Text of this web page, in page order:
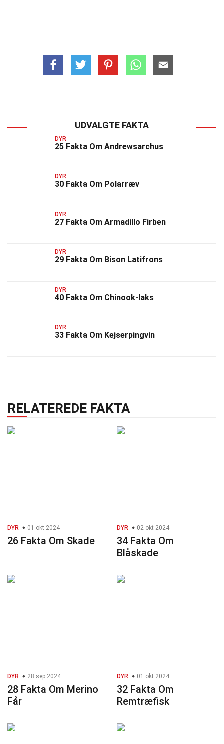
UDVALGTE FAKTA
DYR
25 Fakta Om Andrewsarchus
DYR
30 Fakta Om Polarræv
DYR
27 Fakta Om Armadillo Firben
DYR
29 Fakta Om Bison Latifrons
DYR
40 Fakta Om Chinook-laks
DYR
33 Fakta Om Kejserpingvin
RELATEREDE FAKTA
DYR 01 okt 2024
26 Fakta Om Skade
DYR 02 okt 2024
34 Fakta Om
Blåskade
DYR 28 sep 2024
28 Fakta Om Merino
Får
DYR 01 okt 2024
32 Fakta Om
Remtræfisk